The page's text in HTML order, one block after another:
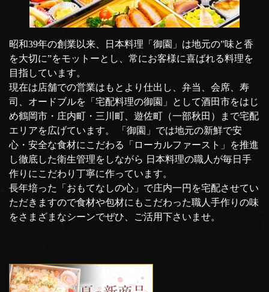
昭和39年の創業以来、日本料理「御園」は地元の”味と香
を大切に”をモットーとし、常にお客様に喜ばれる料理を
目指しています。
現在は店舗での営業はもとより仕出し、弁当、会席、寿
司、オードブルを「宅配料理の御園」として酒田市をはじ
め鶴岡市・庄内町・三川町、遊佐町（一部秋田）まで宅配
エリアを広げています。 「御園」では地元の新鮮で安
心・安全な食材にこだわる「ローカルファースト」を推進
し徹底した衛生管理をしながら 日本料理の職人が毎日手
作りにこだわり丁寧に作っています。
長年培った「おもてなしの心」で庄内一円を宅配させてい
ただきますので食材や包材にもこだわった職人手作りの味
をさまざまなシーンでぜひ、ご活用下さいませ。